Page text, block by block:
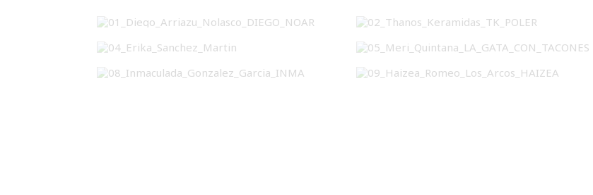
04_Erika_Sanchez_Martin
05_Meri_Quintana_LA_GATA_CON_TACONES
08_Inmaculada_Gonzalez_Garcia_INMA
09_Haizea_Romeo_Los_Arcos_HAIZEA